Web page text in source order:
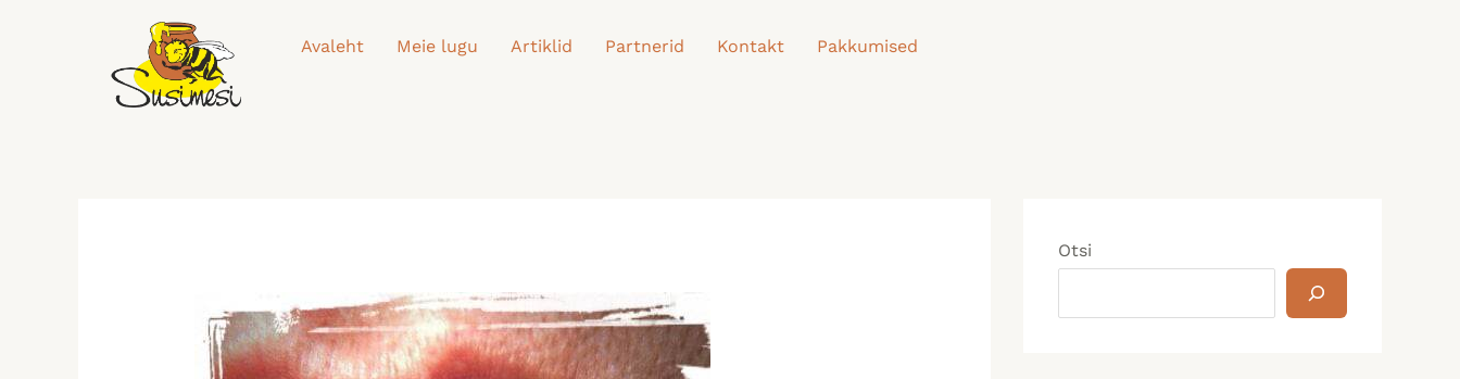
Avaleht Meie lugu Artiklid Partnerid Kontakt Pakkumised
Otsi